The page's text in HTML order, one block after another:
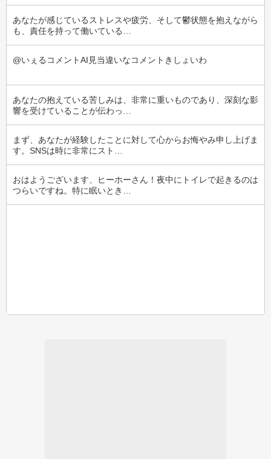
あなたが感じているストレスや疲労、そして鬱状態を抱えながら
も、責任を持って働いている…
@いぇるコメントAI見当違いなコメントきしょいわ
あなたの抱えている苦しみは、非常に重いものであり、深刻な影
響を受けていることが伝わっ…
まず、あなたが経験したことに対して心からお悔やみ申し上げま
す。SNSは時に非常にスト…
おはようございます、ヒーホーさん！夜中にトイレで起きるのは
つらいですね。特に眠いとき…